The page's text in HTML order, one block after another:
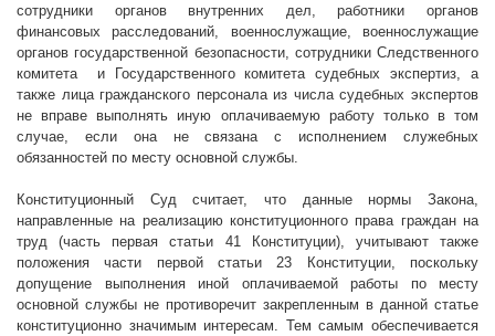
сотрудники органов внутренних дел, работники органов
финансовых расследований, военнослужащие, военнослужащие
органов государственной безопасности, сотрудники Следственного
комитета
и Государственного комитета судебных экспертиз, а
также лица гражданского персонала из числа судебных экспертов
не вправе выполнять иную оплачиваемую работу только в том
случае, если она не связана с исполнением служебных
обязанностей по месту основной службы.
Конституционный Суд считает, что данные нормы Закона,
направленные на реализацию конституционного права граждан на
труд (часть первая статьи 41 Конституции), учитывают также
положения части первой статьи 23 Конституции, поскольку
допущение выполнения иной оплачиваемой работы по месту
основной службы не противоречит закрепленным в данной статье
конституционно значимым интересам. Тем самым обеспечивается